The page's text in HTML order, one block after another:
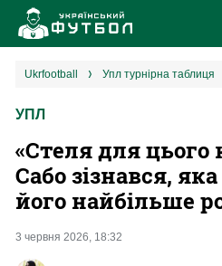
УПЛ
ukrfootball упл турнірна таблиця
УПЛ
«‎Стеля для цього
Сабо зізнався,
його найбільше
3 червня 2026, 18:32